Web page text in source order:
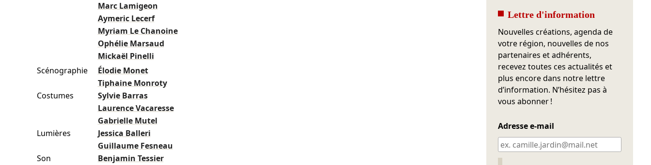
Marc Lamigeon
Aymeric Lecerf
Myriam Le Chanoine
Ophélie Marsaud
Mickaël Pinelli
Scénographie
Élodie Monet
Tiphaine Monroty
Costumes
Sylvie Barras
Laurence Vacaresse
Gabrielle Mutel
Lumières
Jessica Balleri
Guillaume Fesneau
Son
Benjamin Tessier
Lettre d'information
Nouvelles créations, agenda de
votre région, nouvelles de nos
partenaires et adhérents,
recevez toutes ces actualités et
plus encore dans notre lettre
d’information. N’hésitez pas à
vous abonner !
Adresse e-mail